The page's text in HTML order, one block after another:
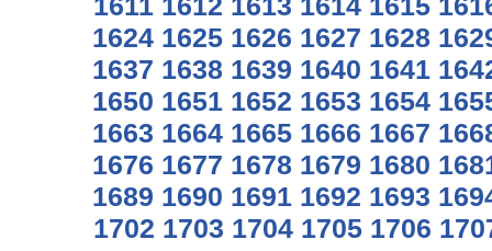
1624 1625 1626 1627 1628
1637 1638 1639 1640 1641
1650 1651 1652 1653 1654
1663 1664 1665 1666 1667
1676 1677 1678 1679 1680
1689 1690 1691 1692 1693
1702 1703 1704 1705 1706